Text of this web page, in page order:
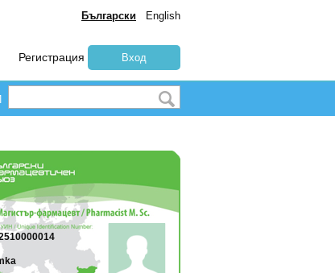
Български English
Регистрация Вход